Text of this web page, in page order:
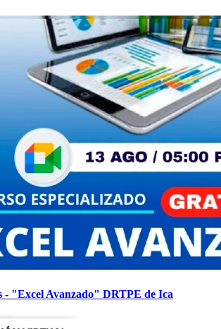
- "Excel Avanzado" DRTPE de Ica